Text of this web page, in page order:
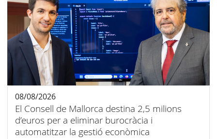
El Consell de Mallorca destina 2,5 milions
d’euros per a eliminar burocràcia i
automatitzar la gestió econòmica
08/08/2026